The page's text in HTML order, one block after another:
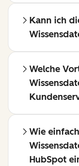
Kann ich
Welche
Wie
HubSpot